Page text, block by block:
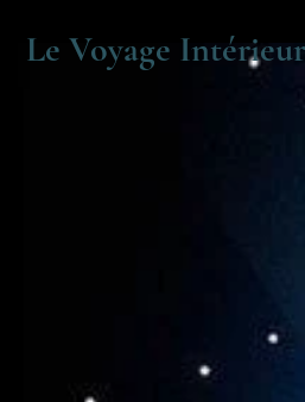
Le Voyage Intérieur